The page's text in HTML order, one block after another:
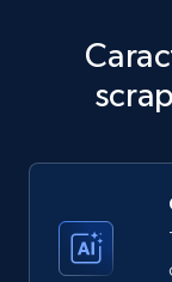
price,
Amazon